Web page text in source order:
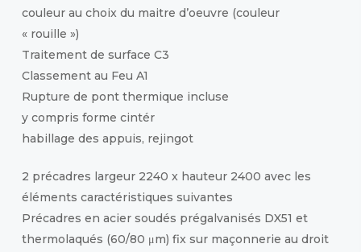
couleur au choix du maitre d’oeuvre (couleur
« rouille »)
Traitement de surface C3
Classement au Feu A1
Rupture de pont thermique incluse
y compris forme cintér
habillage des appuis, rejingot
2 précadres largeur 2240 x hauteur 2400 avec les
éléments caractéristiques suivantes
Précadres en acier soudés prégalvanisés DX51 et
thermolaqués (60/80 μm) fix sur maçonnerie au droit